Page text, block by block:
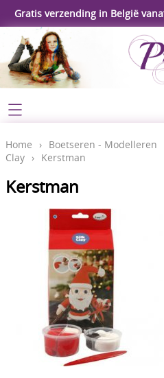
Gratis verzending in België
Webshop
Koopjeshoek
****Nieuw****
Workshop
Gereedschap
Lijm - Tape - Magneten
Papier - karton - enveloppen
Kaarten maken - Scrapbook
Boetseren - Modelleren
Verf en Co°
Home
Contact
Mijn account
Home › Boetseren - Modelleren
Clay › Kerstman
Kerstman